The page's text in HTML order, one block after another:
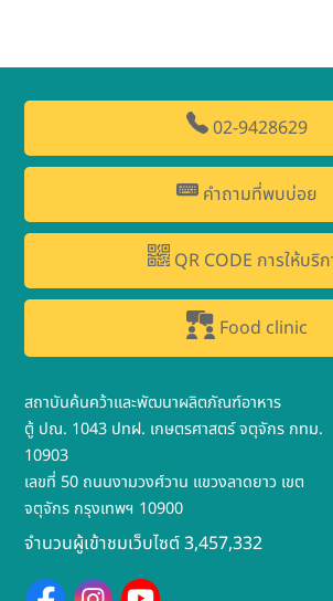
02-9428629
คำถามที่พบบ่อย
QR CODE การให้บริก
Food clinic
สถาบันค้นคว้าและพัฒนาผลิตภัณฑ์อาหาร
ตู้ ปณ. 1043 ปทฝ. เกษตรศาสตร์ จตุจักร กทม.
10903
เลขที่ 50 ถนนงามวงศ์วาน แขวงลาดยาว เขต
จตุจักร กรุงเทพฯ 10900
จำนวนผู้เข้าชมเว็บไซต์ 3,457,332